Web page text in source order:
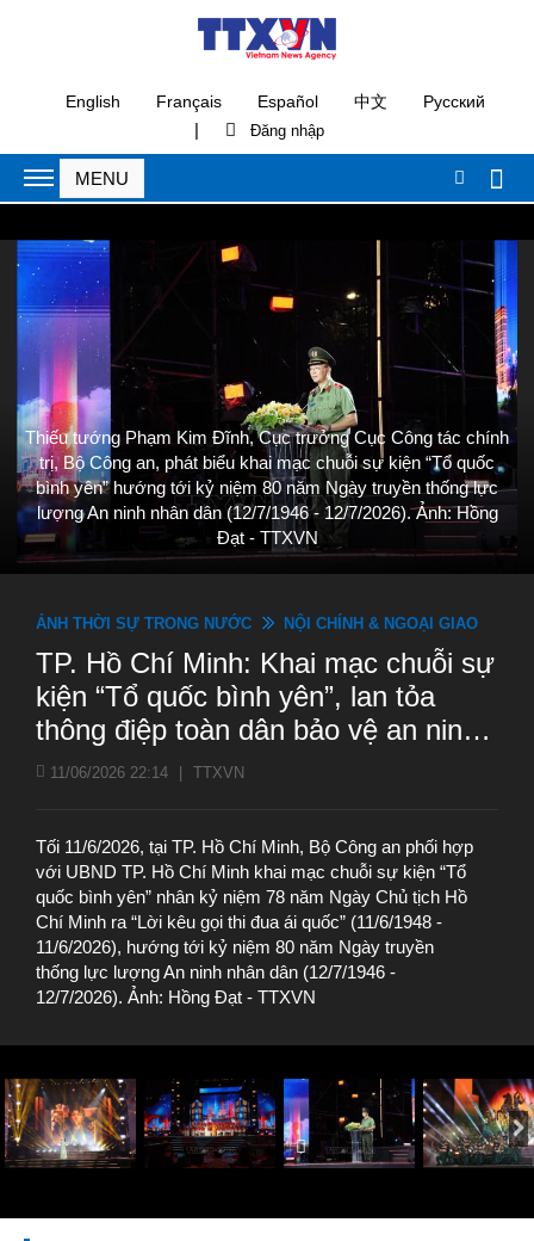
English Français Español 中文 Русский
|
Thiếu tướng Phạm Kim Đĩnh, Cục trưởng Cục Công tác chính
trị, Bộ Công an, phát biểu khai mạc chuỗi sự kiện “Tổ quốc
bình yên” hướng tới kỷ niệm 80 năm Ngày truyền thống lực
lượng An ninh nhân dân (12/7/1946 - 12/7/2026). Ảnh: Hồng
Đạt - TTXVN
ẢNH THỜI SỰ TRONG NƯỚC NỘI CHÍNH & NGOẠI GIAO
TP. Hồ Chí Minh: Khai mạc chuỗi sự
kiện “Tổ quốc bình yên”, lan tỏa
thông điệp toàn dân bảo vệ an ninh
Tổ quốc
11/06/2026 22:14 TTXVN
Tối 11/6/2026, tại TP. Hồ Chí Minh, Bộ Công an phối hợp
với UBND TP. Hồ Chí Minh khai mạc chuỗi sự kiện “Tổ
quốc bình yên” nhân kỷ niệm 78 năm Ngày Chủ tịch Hồ
Chí Minh ra “Lời kêu gọi thi đua ái quốc” (11/6/1948 -
11/6/2026), hướng tới kỷ niệm 80 năm Ngày truyền
thống lực lượng An ninh nhân dân (12/7/1946 -
12/7/2026). Ảnh: Hồng Đạt - TTXVN